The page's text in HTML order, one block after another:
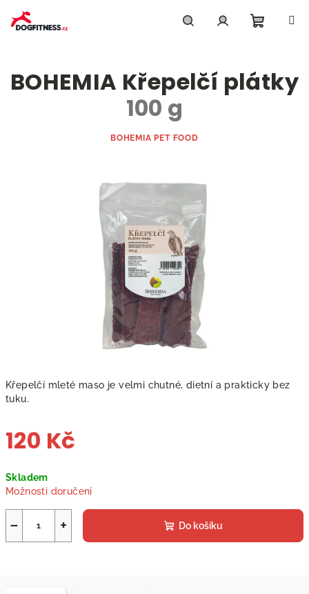
obsah
košík
Křepelčí mleté maso je velmi chutné, dietní a prakticky bez
tuku.
120 Kč
cena:
Skladem
Možnosti doručení
+
− Do košíku
BOHEMIA Křepelčí plátky
100 g
BOHEMIA PET FOOD